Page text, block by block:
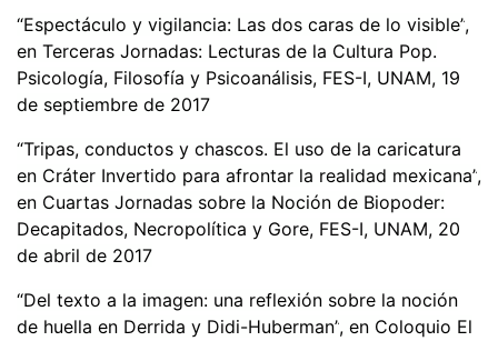
“Espectáculo y vigilancia: Las dos caras de lo visible”,
en Terceras Jornadas: Lecturas de la Cultura Pop.
Psicología, Filosofía y Psicoanálisis, FES-I, UNAM, 19
de septiembre de 2017
“Tripas, conductos y chascos. El uso de la caricatura
en Cráter Invertido para afrontar la realidad mexicana”,
en Cuartas Jornadas sobre la Noción de Biopoder:
Decapitados, Necropolítica y Gore, FES-I, UNAM, 20
de abril de 2017
“Del texto a la imagen: una reflexión sobre la noción
de huella en Derrida y Didi-Huberman”, en Coloquio El